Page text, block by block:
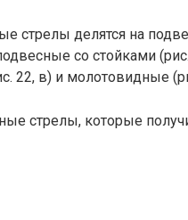
стрелы делятся на
со стойками
22, в) и молотовидные
стрелы, которые